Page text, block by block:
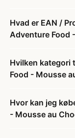
Hvad er EAN /
Adventure Food
Hvilken kategori
Food - Mousse
Hvor kan jeg
- Mousse au